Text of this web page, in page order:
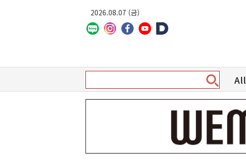
2026.08.07 (금)
All